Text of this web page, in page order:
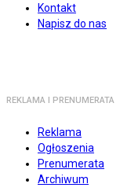
Kontakt
Napisz do nas
REKLAMA I PRENUMERATA
Reklama
Ogłoszenia
Prenumerata
Archiwum